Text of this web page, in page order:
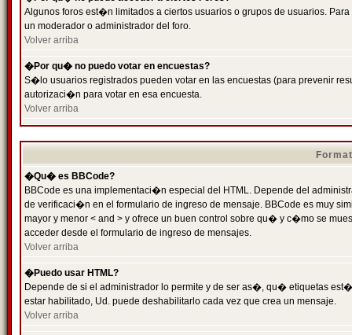
Algunos foros est�n limitados a ciertos usuarios o grupos de usuarios.
un moderador o administrador del foro.
Volver arriba
�Por qu� no puedo votar en encuestas?
S�lo usuarios registrados pueden votar en las encuestas (para prevenir
autorizaci�n para votar en esa encuesta.
Volver arriba
�Qu� es BBCode?
BBCode es una implementaci�n especial del HTML. Depende del
de verificaci�n en el formulario de ingreso de mensaje. BBCode es muy
mayor y menor < and > y ofrece un buen control sobre qu� y c�mo se
acceder desde el formulario de ingreso de mensajes.
Volver arriba
�Puedo usar HTML?
Depende de si el administrador lo permite y de ser as�, qu� etiquetas
estar habilitado, Ud. puede deshabilitarlo cada vez que crea un mensaje.
Volver arriba